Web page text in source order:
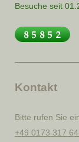
Besuche seit
Kontakt
Bitte rufen Sie
+49 0173 317 64